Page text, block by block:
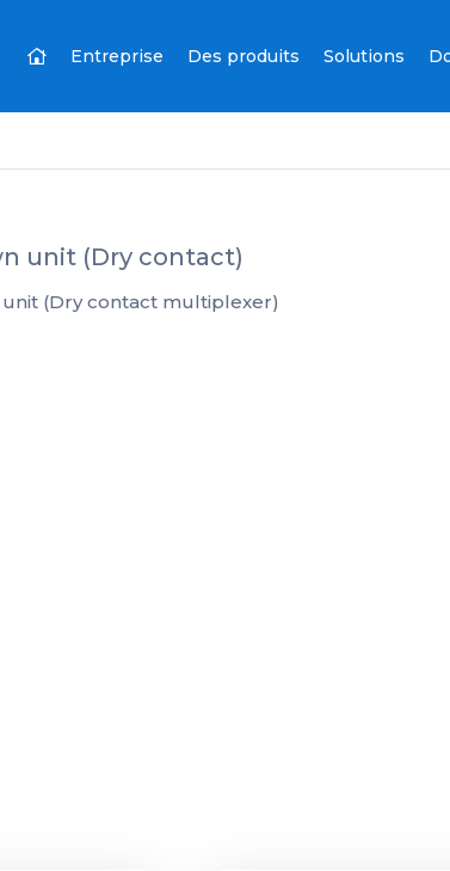
Entreprise Des produits Solutions
unit (Dry contact)
(Dry contact multiplexer)